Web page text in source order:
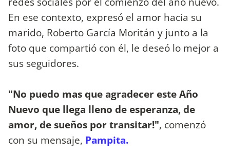
En ese contexto, expresó el amor hacia su
marido, Roberto García Moritán y junto a la
foto que compartió con él, le deseó lo mejor a
sus seguidores.
"No puedo mas que agradecer este Año
Nuevo que llega lleno de esperanza, de
amor, de sueños por transitar!", comenzó
con su mensaje, Pampita.